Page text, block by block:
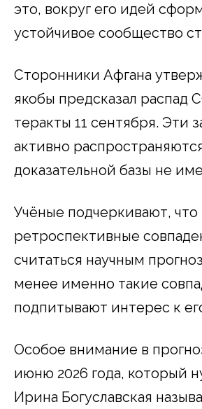
это, вокруг его идей
устойчивое сообщество
Сторонники Афгана
якобы предсказал распад
теракты 11 сентября. Эти
активно
доказательной базы не
Учёные подчеркивают, что
ретроспективные
считаться научным
менее именно такие
подпитывают интерес к
Особое внимание в
июню 2026 года, который
Ирина Богуславская